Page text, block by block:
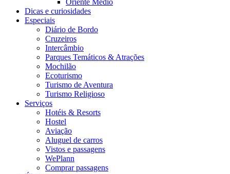
Oriente Médio
Dicas e curiosidades
Especiais
Diário de Bordo
Cruzeiros
Intercâmbio
Parques Temáticos & Atrações
Mochilão
Ecoturismo
Turismo de Aventura
Turismo Religioso
Serviços
Hotéis & Resorts
Hostel
Aviação
Aluguel de carros
Vistos e passagens
WePlann
Comprar passagens